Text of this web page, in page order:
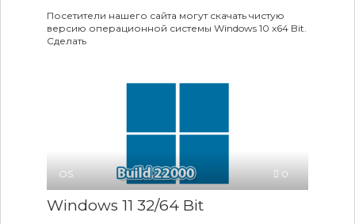
Посетители нашего сайта могут скачать чистую
версию операционной системы Windows 10 x64 Bit.
Сделать
OS 0
Windows 11 32/64 Bit